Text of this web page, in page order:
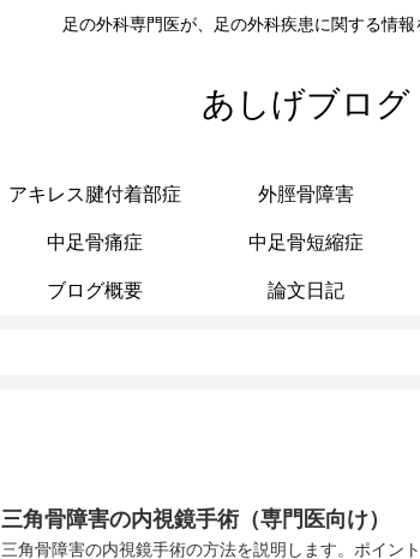
足の外科専門医が、足の外科疾患に関する情報
あしげブログ
アキレス腱付着部症 外脛骨障害
中足骨痛症 中足骨短縮症
ブログ概要 論文日記
三角骨障害の内視鏡手術（専門医向け）
三角骨障害の内視鏡手術の方法を説明します。ポイン